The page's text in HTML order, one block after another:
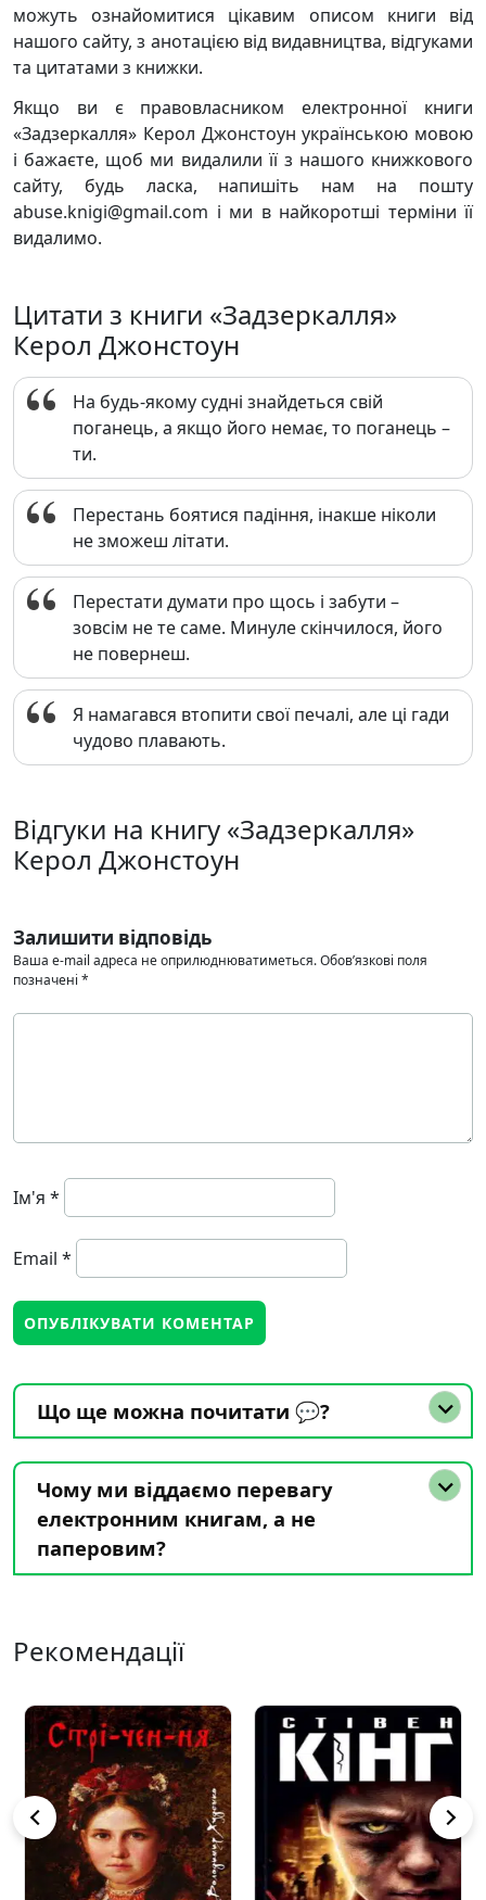
можуть ознайомитися цікавим описом книги від
нашого сайту, з анотацією від видавництва, відгуками
та цитатами з книжки.
Якщо ви є правовласником електронної книги
«Задзеркалля» Керол Джонстоун українською мовою
і бажаєте, щоб ми видалили її з нашого книжкового
сайту, будь ласка, напишіть нам на пошту
abuse.knigi@gmail.com і ми в найкоротші терміни її
видалимо.
Цитати з книги «Задзеркалля»
Керол Джонстоун
На будь-якому судні знайдеться свій
поганець, а якщо його немає, то поганець –
ти.
Перестань боятися падіння, інакше ніколи
не зможеш літати.
Перестати думати про щось і забути –
зовсім не те саме. Минуле скінчилося, його
не повернеш.
Я намагався втопити свої печалі, але ці гади
чудово плавають.
Відгуки на книгу «Задзеркалля»
Керол Джонстоун
Залишити відповідь
Ваша e-mail адреса не оприлюднюватиметься.Обов’язкові поля
позначені *
Ім'я *
Email *
Що ще можна почитати 💬?
Чому ми віддаємо перевагу
електронним книгам, а не
паперовим?
Рекомендації